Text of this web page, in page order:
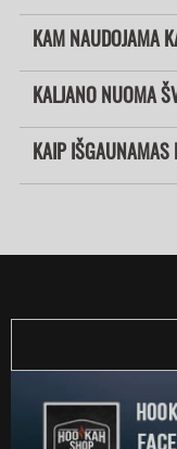
KAM NAUDOJAMA
KALJANO NUOMA
KAIP IŠGAUNAMAS